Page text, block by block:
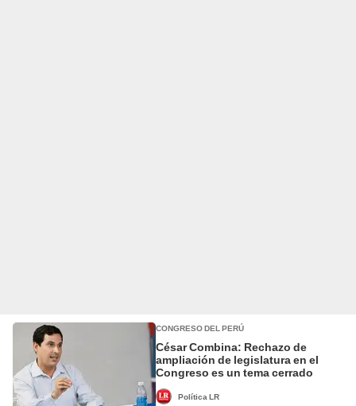
CONGRESO DEL PERÚ
César Combina: Rechazo de
ampliación de legislatura en el
Congreso es un tema cerrado
Política LR